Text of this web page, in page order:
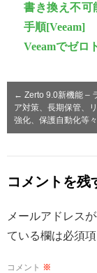
書き換え不可
手順[Veeam]
Veeamでゼロ
← Zerto 9.0新機能 –
ア対策、長期保管、
強化、保護自動化等々
コメントを残
メールアドレス
ている欄は必須
コメント ※